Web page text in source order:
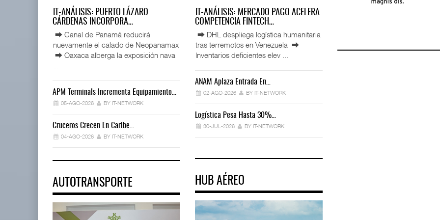
IT-ANÁLISIS: PUERTO LÁZARO
CÁRDENAS INCORPORA…
⮕ Canal de Panamá reducirá
nuevamente el calado de Neopanamax
⮕ Oaxaca alberga la exposición nava
APM Terminals Incrementa Equipamiento…
05-AGO-2026 BY IT-NETWORK
Cruceros Crecen En Caribe…
04-AGO-2026 BY IT-NETWORK
AUTOTRANSPORTE
IT-ANÁLISIS: MERCADO PAGO ACELERA
COMPETENCIA FINTECH…
⮕ DHL despliega logística humanitaria
tras terremotos en Venezuela ⮕
Inventarios deficientes elev ...
ANAM Aplaza Entrada En…
02-AGO-2026 BY IT-NETWORK
Logística Pesa Hasta 30%…
30-JUL-2026 BY IT-NETWORK
HUB AÉREO